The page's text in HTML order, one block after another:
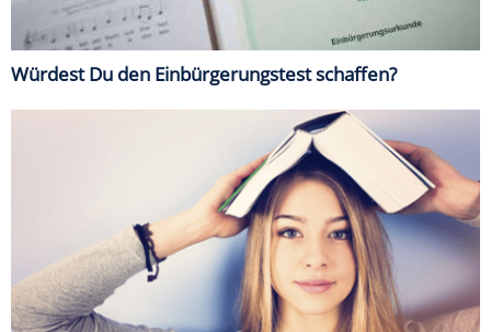
Würdest Du den Einbürgerungstest schaffen?